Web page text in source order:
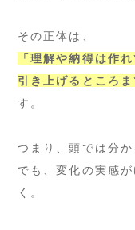
その正体は、
「理解や納得は作
引き上げるところ
す。
つまり、頭では分
でも、変化の実感
く。